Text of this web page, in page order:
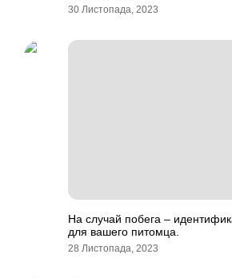
30 Листопада, 2023
На случай побега –
для вашего питомца.
28 Листопада, 2023